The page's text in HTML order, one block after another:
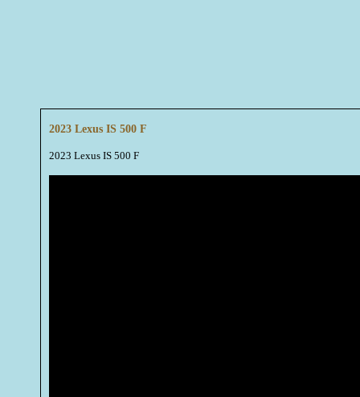
2023 Lexus IS 500 F
2023 Lexus IS 500 F